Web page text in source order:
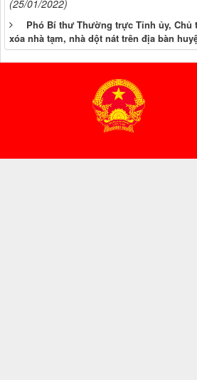
(25/01/2022)
Phó Bí thư Thường trực Tỉnh ủy,
xóa nhà tạm, nhà dột nát trên địa bàn